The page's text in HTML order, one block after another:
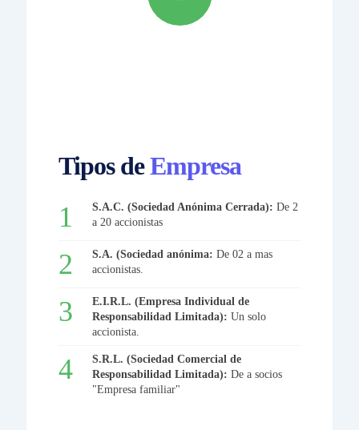
Tipos deEmpresa
S.A.C. (Sociedad Anónima Cerrada): De 2
a 20 accionistas
S.A. (Sociedad anónima: De 02 a mas
accionistas.
E.I.R.L. (Empresa Individual de
Responsabilidad Limitada): Un solo
accionista.
S.R.L. (Sociedad Comercial de
Responsabilidad Limitada): De a socios
"Empresa familiar"